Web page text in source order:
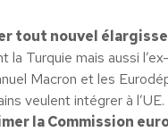
tout nouvel
la Turquie mais aussi
Macron et les
veulent intégrer à l’UE.
la Commission